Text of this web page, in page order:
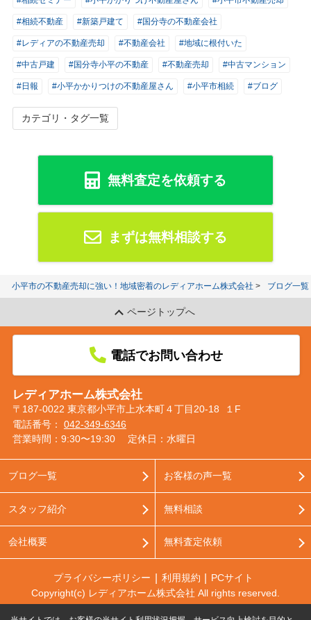
#相続不動産 #新築戸建て #国分寺の不動産会社
#レディアの不動産売却 #不動産会社 #地域に根付いた
#中古戸建 #国分寺小平の不動産 #不動産売却 #中古マンション
#日報 #小平かかりつけの不動産屋さん #小平市相続 #ブログ
カテゴリ・タグ一覧
無料査定を依頼する
まずは無料相談する
小平市の不動産売却に強い！地域密着のレディアホーム株式会社 ブログ一覧
ページトップへ
電話でお問い合わせ
レディアホーム株式会社
〒187-0022 東京都小平市上水本町４丁目20-18 １F
電話番号： 042-349-6346
営業時間：9:30〜19:30
定休日：水曜日
ブログ一覧
スタッフ紹介
会社概要
お客様の声一覧
無料相談
無料査定依頼
プライバシーポリシー 利用規約
PCサイト
Copyright(c) レディアホーム株式会社 All rights reserved.